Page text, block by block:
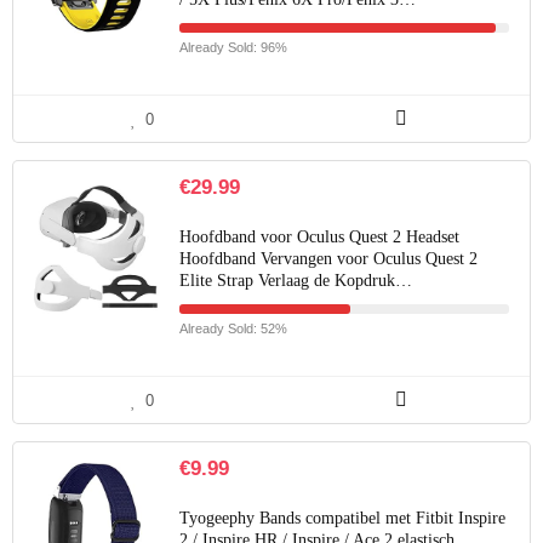
Already Sold: 96%
0
€29.99
Hoofdband voor Oculus Quest 2 Headset
Hoofdband Vervangen voor Oculus Quest 2
Elite Strap Verlaag de Kopdruk…
Already Sold: 52%
0
€9.99
Tyogeephy Bands compatibel met Fitbit Inspire